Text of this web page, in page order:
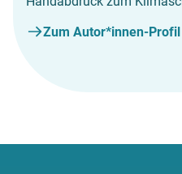
Zum Autor*innen-Profil